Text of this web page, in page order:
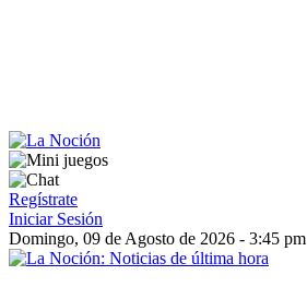
Regístrate
Iniciar Sesión
Domingo, 09 de Agosto de 2026 - 3:45 pm